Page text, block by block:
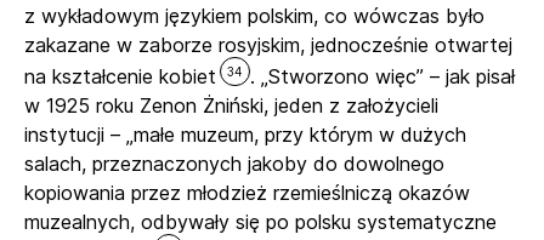
z wykładowym językiem polskim, co wówczas było
zakazane w zaborze rosyjskim, jednocześnie otwartej
na kształcenie kobiet
34
. „Stworzono więc” – jak pisał
w 1925 roku Zenon Żniński, jeden z założycieli
instytucji – „małe muzeum, przy którym w dużych
salach, przeznaczonych jakoby do dowolnego
kopiowania przez młodzież rzemieślniczą okazów
muzealnych, odbywały się po polsku systematyczne